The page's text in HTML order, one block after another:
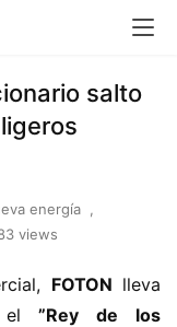
salto
energía
,
views
​FOTON​ ​ lleva
el ​”Rey de los